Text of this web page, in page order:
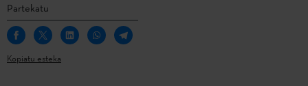
Partekatu
Kopiatu esteka